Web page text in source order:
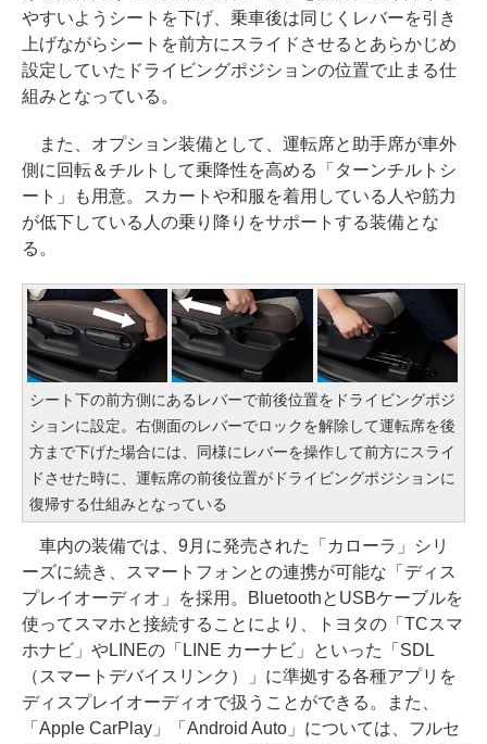
やすいようシートを下げ、乗車後は同じくレバーを引き
上げながらシートを前方にスライドさせるとあらかじめ
設定していたドライビングポジションの位置で止まる仕
組みとなっている。
また、オプション装備として、運転席と助手席が車外
側に回転＆チルトして乗降性を高める「ターンチルトシ
ート」も用意。スカートや和服を着用している人や筋力
が低下している人の乗り降りをサポートする装備とな
る。
シート下の前方側にあるレバーで前後位置をドライビングポジ
ションに設定。右側面のレバーでロックを解除して運転席を後
方まで下げた場合には、同様にレバーを操作して前方にスライ
ドさせた時に、運転席の前後位置がドライビングポジションに
復帰する仕組みとなっている
車内の装備では、9月に発売された「カローラ」シリ
ーズに続き、スマートフォンとの連携が可能な「ディス
プレイオーディオ」を採用。BluetoothとUSBケーブルを
使ってスマホと接続することにより、トヨタの「TCスマ
ホナビ」やLINEの「LINE カーナビ」といった「SDL
（スマートデバイスリンク）」に準拠する各種アプリを
ディスプレイオーディオで扱うことができる。また、
「Apple CarPlay」「Android Auto」については、フルセ